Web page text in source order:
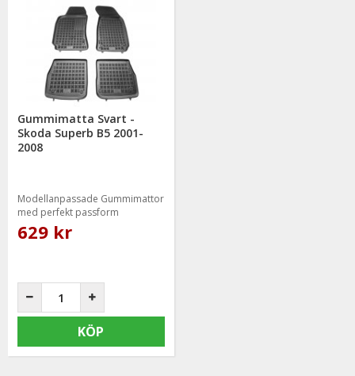
Gummimatta Svart -
Skoda Superb B5 2001-
2008
Modellanpassade Gummimattor
med perfekt passform
629 kr
KÖP